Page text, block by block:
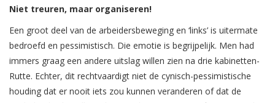
Niet treuren, maar organiseren!
Een groot deel van de arbeidersbeweging en ‘links’ is uitermate
bedroefd en pessimistisch. Die emotie is begrijpelijk. Men had
immers graag een andere uitslag willen zien na drie kabinetten-
Rutte. Echter, dit rechtvaardigt niet de cynisch-pessimistische
houding dat er nooit iets zou kunnen veranderen of dat de